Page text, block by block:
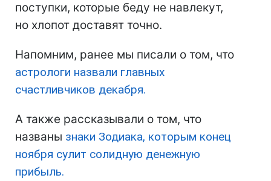
поступки, которые беду не навлекут,
но хлопот доставят точно.
Напомним, ранее мы писали о том, что
астрологи назвали главных
счастливчиков декабря.
А также рассказывали о том, что
названы знаки Зодиака, которым конец
ноября сулит солидную денежную
прибыль.